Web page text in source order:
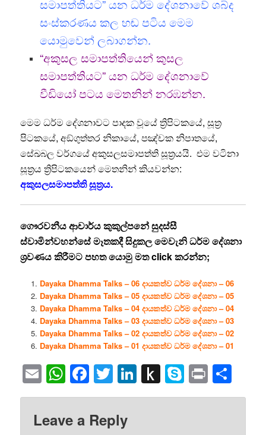
සමාපත්තියට” යන ධර්ම දේශනාවේ ශබ්ද
සංස්කරණය කල හඬ පටිය මෙම
යොමුවෙන් ලබාගන්න.
“අකුසල සමාපත්තියෙන් කුසල
සමාපත්තියට” යන ධර්ම දේශනාවේ
වීඩියෝ පටය මෙතනින් නරඹන්න.
මෙම ධර්ම දේශනාවට පාදක වූයේ ත්‍රිපිටකයේ, සූත්‍ර
පිටකයේ, අඞ්‌ගුත්‌තර නිකායේ, පඤ්චක නිපාතයේ,
සේඛබල වර්ගයේ අකුසලසමාපත්‌ති සූත්‍රයයි. එම වටිනා
සූත්‍රය ත්‍රිපිටකයෙන් මෙතනින් කියවන්න:
අකුසලසමාපත්‌ති සූත්‍රය.
ගෞරවනීය ආචාර්ය කුකුල්පනේ සුදස්සී
ස්වාමින්වහන්සේ මෑතකදී සිදුකල මෙවැනි ධර්ම දේශනා
ශ්‍රවණය කිරීමට පහත යොමු මතclickකරන්න;
Dayaka Dhamma Talks – 06 දායකත්ව ධර්ම දේශනා – 06
Dayaka Dhamma Talks – 05 දායකත්ව ධර්ම දේශනා – 05
Dayaka Dhamma Talks – 04 දායකත්ව ධර්ම දේශනා – 04
Dayaka Dhamma Talks – 03 දායකත්ව ධර්ම දේශනා – 03
Dayaka Dhamma Talks – 02 දායකත්ව ධර්ම දේශනා – 02
Dayaka Dhamma Talks – 01 දායකත්ව ධර්ම දේශනා – 01
EmailWhatsApp
Facebook
Twitter
LinkedIn
Push
to
Skype
Print
Leave a Reply